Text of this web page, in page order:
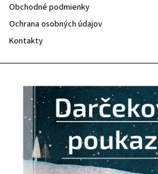
Obchodné podmienky
Ochrana osobných údajov
Kontakty